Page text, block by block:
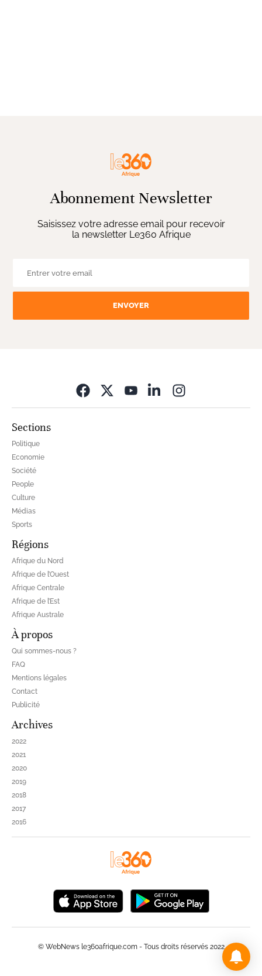
Abonnement Newsletter
Saisissez votre adresse email pour recevoir
la newsletter Le360 Afrique
ENVOYER
Sections
Politique
Economie
Société
People
Culture
Médias
Sports
Régions
Afrique du Nord
Afrique de l’Ouest
Afrique Centrale
Afrique de l’Est
Afrique Australe
À propos
Qui sommes-nous ?
FAQ
Mentions légales
Contact
Publicité
Archives
2022
2021
2020
2019
2018
2017
2016
© WebNews le360afrique.com - Tous droits réservés 2022